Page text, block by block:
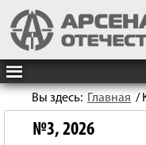
Вы здесь: Главная /
№3, 2026